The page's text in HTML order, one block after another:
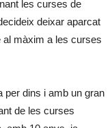
les curses de
deixar aparcat
al màxim a les curses
per dins i amb un gran
de les curses